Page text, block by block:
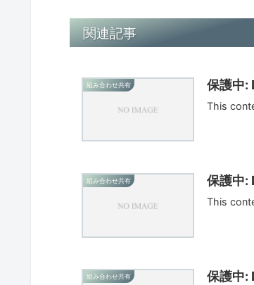
関連記事
組み合わせ共有 保護中:
This
組み合わせ共有 保護中:
This
組み合わせ共有 保護中: